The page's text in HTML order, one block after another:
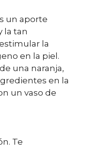
un aporte
la tan
la
en la piel.
una naranja,
en la
un vaso de
Te